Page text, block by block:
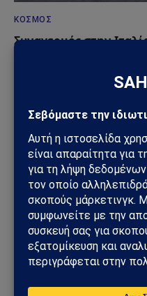
ΚΌΣΜΟΣ
Συναγερμός στην
ΥΓΕΊΑ